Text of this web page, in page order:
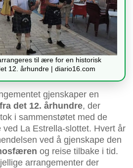
til ære for en historisk
12. århundre | diario16.com
gjenskaper en
det 12. århundre, der
i sammenstøtet med de
La Estrella-slottet. Hvert år
ved å gjenskape den
og reise tilbake i tid.
arrangementer der